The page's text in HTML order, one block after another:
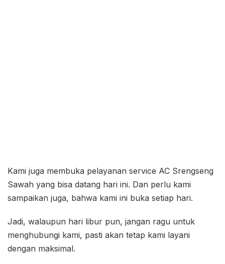
Kami juga membuka pelayanan service AC Srengseng
Sawah yang bisa datang hari ini. Dan perlu kami
sampaikan juga, bahwa kami ini buka setiap hari.
Jadi, walaupun hari libur pun, jangan ragu untuk
menghubungi kami, pasti akan tetap kami layani
dengan maksimal.